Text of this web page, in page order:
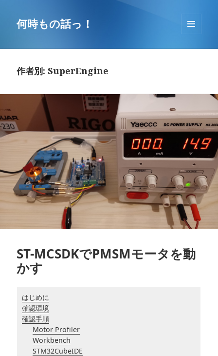
何時もの話っ！
ーとウ
作者別:SuperEngine
ST-MCSDKでPMSMモータを動
かす
はじめに
確認環境
確認手順
Motor Profiler
Workbench
STM32CubeIDE